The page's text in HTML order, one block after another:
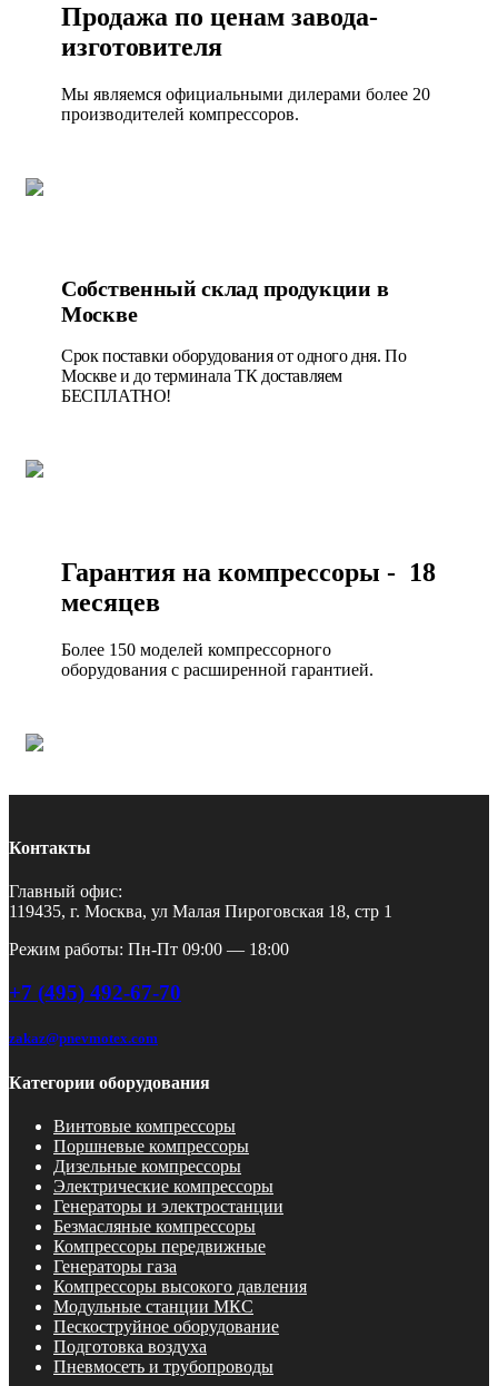
Продажа по ценам завода-
изготовителя
Мы являемся официальными дилерами более 20
производителей компрессоров.
Собственный склад продукции в
Москве
Срок поставки оборудования от одного дня. По
Москве и до терминала ТК доставляем
БЕСПЛАТНО!
Гарантия на компрессоры - 18
месяцев
Более 150 моделей компрессорного
оборудования с расширенной гарантией.
Контакты
Главный офис:
119435, г. Москва, ул Малая Пироговская 18, стр 1
Режим работы: Пн-Пт 09:00 — 18:00
+7 (495) 492-67-70
zakaz@pnevmotex.com
Категории оборудования
Винтовые компрессоры
Поршневые компрессоры
Дизельные компрессоры
Электрические компрессоры
Генераторы и электростанции
Безмасляные компрессоры
Компрессоры передвижные
Генераторы газа
Компрессоры высокого давления
Модульные станции МКС
Пескоструйное оборудование
Подготовка воздуха
Пневмосеть и трубопроводы